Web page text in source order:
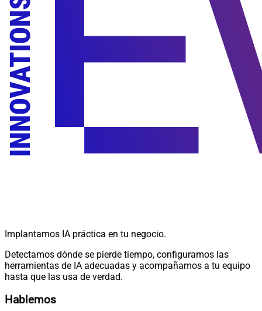
Implantamos IA práctica en tu negocio.
Detectamos dónde se pierde tiempo, configuramos las
herramientas de IA adecuadas y acompañamos a tu equipo
hasta que las usa de verdad.
Hablemos